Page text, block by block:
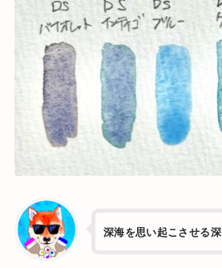
深海を思い起こさせる深